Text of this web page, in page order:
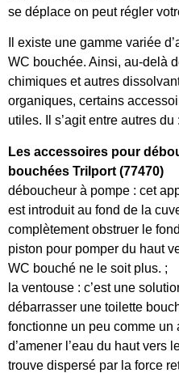
se déplace on peut régler
Il existe une gamme variée
WC bouchée. Ainsi, au-delà
chimiques et autres
organiques, certains
utiles. Il s’agit entre autres du :
Les accessoires pour
bouchées Trilport (77470)
déboucheur à pompe : cet
est introduit au fond de la
complètement obstruer le
piston pour pomper du haut
WC bouché ne le soit plus. ;
la ventouse : c’est une
débarrasser une toilette
fonctionne un peu comme un
d’amener l’eau du haut vers
trouve dispersé par la force